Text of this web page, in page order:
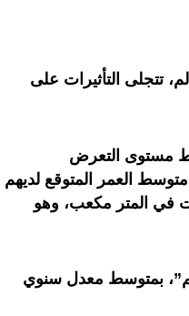
تتجلى التأثيرات على
مستوى التعرض
يزيدوا متوسط العمر المتوقع لديهم
التلوث إلى 5 ميكروغرامات في المتر مكعب، وهو
بمتوسط معدل سنوي